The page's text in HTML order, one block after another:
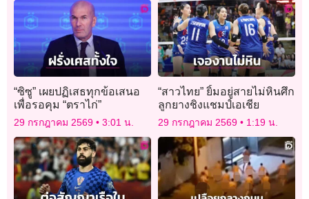
“ซิซู” เผยปฏิเสธทุกข้อเสนอ
เพื่อรอคุม “ตราไก่”
29 กรกฎาคม 2569 3:01 น.
“สาวไทย” ยิ้มอยู่สายไม่หินศึก
ลูกยางชิงแชมป์เอเชีย
29 กรกฎาคม 2569 1:19 น.